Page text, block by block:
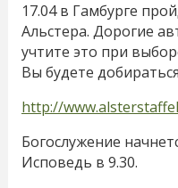
17.04 в Гамбурге
Альстера. Дорогие
учтите это при
Вы будете
http://
Богослужение
Исповедь в 9.30.